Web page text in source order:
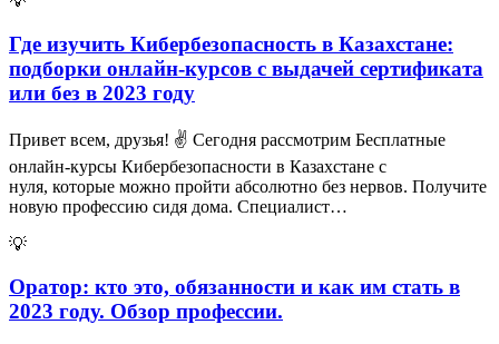
Где изучить Кибербезопасность в Казахстане:
подборки онлайн-курсов с выдачей сертификата
или без в 2023 году
Привет всем, друзья! ✌ Сегодня рассмотрим Бесплатные
онлайн-курсы Кибербезопасности в Казахстане с
нуля, которые можно пройти абсолютно без нервов. Получите
новую профессию сидя дома. Специалист…
💡
Оратор: кто это, обязанности и как им стать в
2023 году. Обзор профессии.